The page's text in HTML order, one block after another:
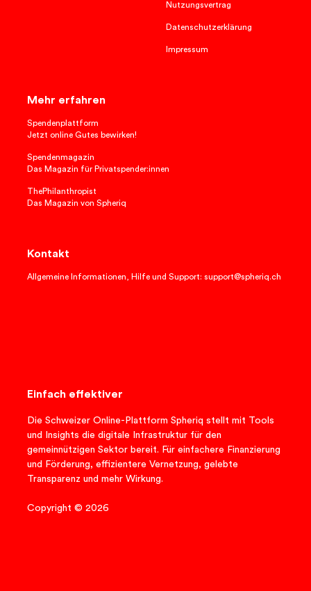
Nutzungsvertrag
Datenschutzerklärung
Impressum
Mehr erfahren
Spendenplattform
Jetzt online Gutes bewirken!
Spendenmagazin
Das Magazin für Privatspender:innen
ThePhilanthropist
Das Magazin von Spheriq
Kontakt
Allgemeine Informationen, Hilfe und Support: support@spheriq.ch
Einfach effektiver
Die Schweizer Online-Plattform Spheriq stellt mit Tools
und Insights die digitale Infrastruktur für den
gemeinnützigen Sektor bereit. Für einfachere Finanzierung
und Förderung, effizientere Vernetzung, gelebte
Transparenz und mehr Wirkung.
Copyright © 2026